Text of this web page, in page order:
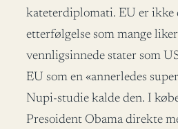
kateterdiplomati. EU er ikke
etterfølgelse som mange
vennligsinnede stater som
EU som en «annerledes
Nupi-studie kalde den. I
Presoident Obama direkte